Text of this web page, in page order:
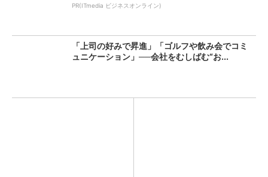
PR(ITmedia ビジネスオンライン)
「上司の好みで昇進」「ゴルフや飲み会でコミ
ュニケーション」──会社をむしばむ“お...